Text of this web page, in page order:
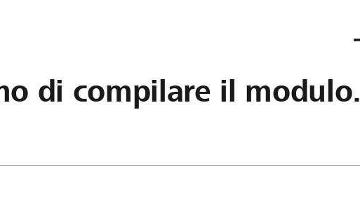
di compilare il modulo.